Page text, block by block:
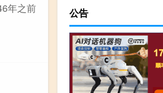
年之前
公告